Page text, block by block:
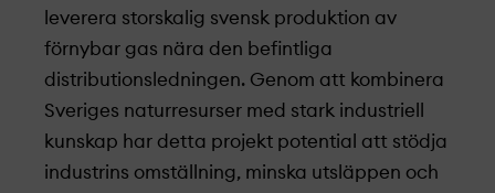
leverera storskalig svensk produktion av
förnybar gas nära den befintliga
distributionsledningen. Genom att kombinera
Sveriges naturresurser med stark industriell
kunskap har detta projekt­ potential att stödja
industrins omställning, minska utsläppen och